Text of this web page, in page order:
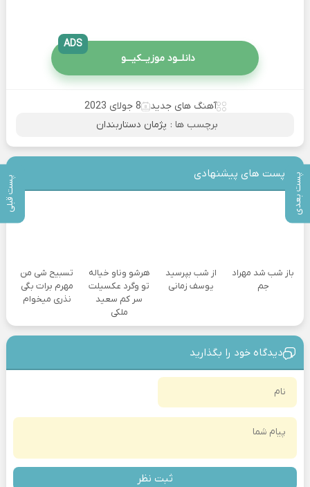
پست بعدی پست قبلی
دانلــود موزیــکیـــو
ADS
آهنگ های جدید
8 جولای 2023
برچسب ها : پژمان دستاربندان
پست های پیشنهادی
باز شب شد مهراد
جم
از شب بپرسید
یوسف زمانی
هرشو وناو خیاله
تو وگرد عکسیلت
سر کم سعید
ملکی
تسبیح شی من
مهرم برات بگی
نذری میخوام
دیدگاه خود را بگذارید
ثبت نظر